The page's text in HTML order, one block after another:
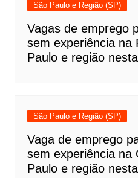
São Paulo e Região (SP)
Vagas de emprego
sem experiência na
Paulo e região
São Paulo e Região (SP)
Vaga de emprego
sem experiência na
Paulo e região